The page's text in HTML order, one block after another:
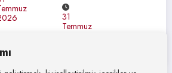
31
Temmuz